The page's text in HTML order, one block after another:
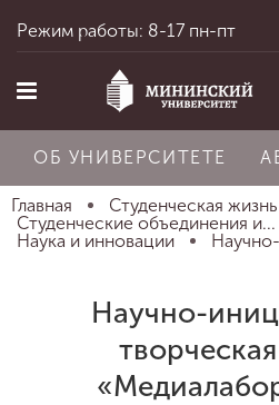
Об университете
Режим работы: 8-17 пн-пт
ОБ УНИВЕРСИТЕТЕ
Главная
Студенческая жизнь
Студенческие объединения и...
Наука и инновации
Научно-